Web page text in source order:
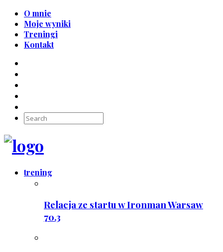
O mnie
Moje wyniki
Treningi
Kontakt
trening
Relacja ze startu w Ironman Warsaw
70.3